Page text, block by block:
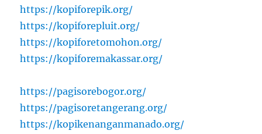
https://kopiforepik.org/
https://kopiforepluit.org/
https://kopiforetomohon.org/
https://kopiforemakassar.org/
https://pagisorebogor.org/
https://pagisoretangerang.org/
https://kopikenanganmanado.org/